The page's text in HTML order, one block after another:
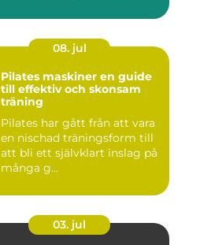
08. jul
Pilates maskiner en guide
till effektiv och skonsam
träning
Pilates har gått från att vara
en nischad träningsform till
att bli ett självklart inslag på
många g...
03. jul